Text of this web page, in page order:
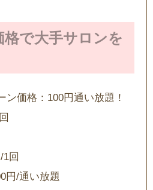
格で大手サロンを
ン価格：100円通い放題！
1回
円/通い放題